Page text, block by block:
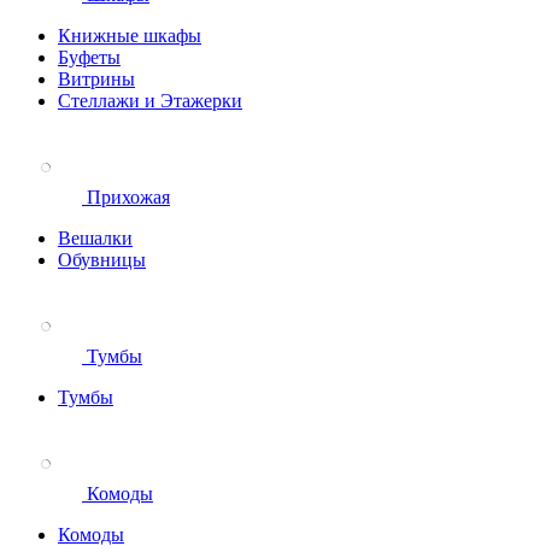
Книжные шкафы
Буфеты
Витрины
Стеллажи и Этажерки
Прихожая
Вешалки
Обувницы
Тумбы
Тумбы
Комоды
Комоды